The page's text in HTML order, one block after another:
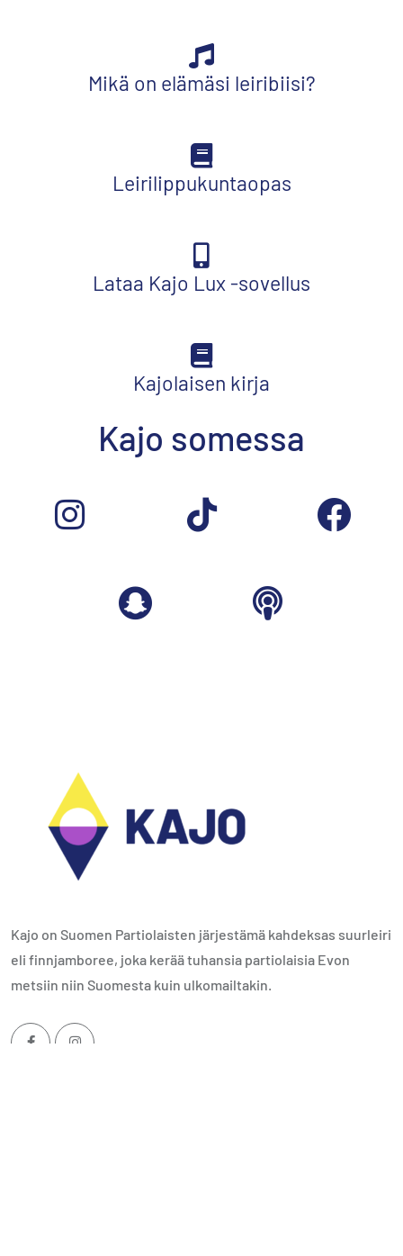
Mikä on elämäsi leiribiisi?
Leirilippukuntaopas
Lataa Kajo Lux -sovellus
Kajolaisen kirja
Kajo somessa
Kajo on Suomen Partiolaisten järjestämä kahdeksas suurleiri
eli finnjamboree, joka kerää tuhansia partiolaisia Evon
metsiin niin Suomesta kuin ulkomailtakin.